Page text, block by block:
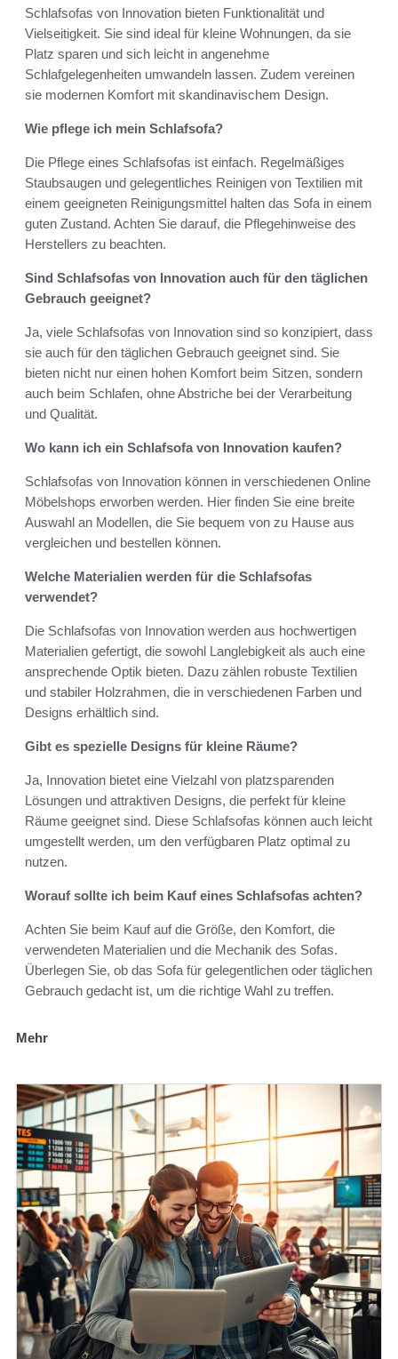
Schlafsofas von Innovation bieten Funktionalität und
Vielseitigkeit. Sie sind ideal für kleine Wohnungen, da sie
Platz sparen und sich leicht in angenehme
Schlafgelegenheiten umwandeln lassen. Zudem vereinen
sie modernen Komfort mit skandinavischem Design.
Wie pflege ich mein Schlafsofa?
Die Pflege eines Schlafsofas ist einfach. Regelmäßiges
Staubsaugen und gelegentliches Reinigen von Textilien mit
einem geeigneten Reinigungsmittel halten das Sofa in einem
guten Zustand. Achten Sie darauf, die Pflegehinweise des
Herstellers zu beachten.
Sind Schlafsofas von Innovation auch für den täglichen
Gebrauch geeignet?
Ja, viele Schlafsofas von Innovation sind so konzipiert, dass
sie auch für den täglichen Gebrauch geeignet sind. Sie
bieten nicht nur einen hohen Komfort beim Sitzen, sondern
auch beim Schlafen, ohne Abstriche bei der Verarbeitung
und Qualität.
Wo kann ich ein Schlafsofa von Innovation kaufen?
Schlafsofas von Innovation können in verschiedenen Online
Möbelshops erworben werden. Hier finden Sie eine breite
Auswahl an Modellen, die Sie bequem von zu Hause aus
vergleichen und bestellen können.
Welche Materialien werden für die Schlafsofas
verwendet?
Die Schlafsofas von Innovation werden aus hochwertigen
Materialien gefertigt, die sowohl Langlebigkeit als auch eine
ansprechende Optik bieten. Dazu zählen robuste Textilien
und stabiler Holzrahmen, die in verschiedenen Farben und
Designs erhältlich sind.
Gibt es spezielle Designs für kleine Räume?
Ja, Innovation bietet eine Vielzahl von platzsparenden
Lösungen und attraktiven Designs, die perfekt für kleine
Räume geeignet sind. Diese Schlafsofas können auch leicht
umgestellt werden, um den verfügbaren Platz optimal zu
nutzen.
Worauf sollte ich beim Kauf eines Schlafsofas achten?
Achten Sie beim Kauf auf die Größe, den Komfort, die
verwendeten Materialien und die Mechanik des Sofas.
Überlegen Sie, ob das Sofa für gelegentlichen oder täglichen
Gebrauch gedacht ist, um die richtige Wahl zu treffen.
Mehr